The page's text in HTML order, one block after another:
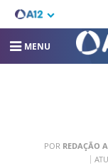
MENU
POR REDAÇÃO